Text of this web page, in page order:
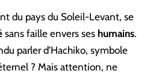
du pays du Soleil-Levant, se
sans faille envers ses humains.
parler d’Hachiko, symbole
? Mais attention, ne